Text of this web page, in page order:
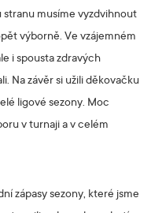
stranu musíme vyzdvihnout
výborně. Ve vzájemném
i spousta zdravých
Na závěr si užili děkovačku
ligové sezony. Moc
v turnaji a v celém
zápasy sezony, které jsme